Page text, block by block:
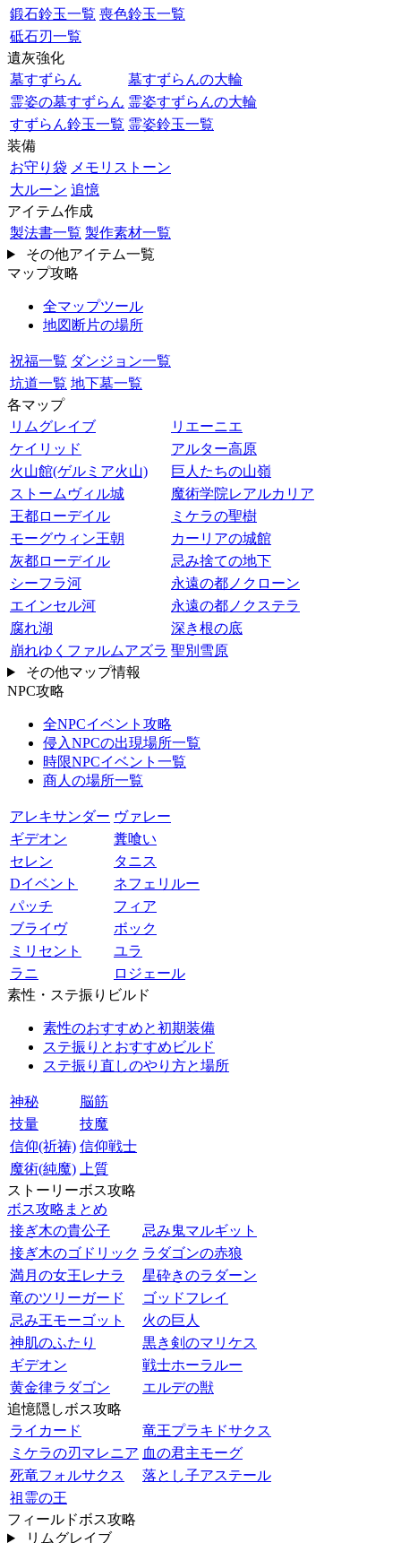
鍛石鈴玉一覧 喪色鈴玉一覧
砥石刃一覧
遺灰強化
墓すずらん
墓すずらんの大輪
霊姿の墓すずらん 霊姿すずらんの大輪
すずらん鈴玉一覧 霊姿鈴玉一覧
装備
お守り袋 メモリストーン
大ルーン 追憶
アイテム作成
製法書一覧 製作素材一覧
その他アイテム一覧
マップ攻略
全マップツール
地図断片の場所
祝福一覧 ダンジョン一覧
坑道一覧 地下墓一覧
各マップ
リムグレイブ
リエーニエ
ケイリッド
アルター高原
火山館(ゲルミア火山)
巨人たちの山嶺
ストームヴィル城
魔術学院レアルカリア
王都ローデイル
ミケラの聖樹
モーグウィン王朝
カーリアの城館
灰都ローデイル
忌み捨ての地下
シーフラ河
永遠の都ノクローン
エインセル河
永遠の都ノクステラ
腐れ湖
深き根の底
崩れゆくファルムアズラ 聖別雪原
その他マップ情報
NPC攻略
全NPCイベント攻略
侵入NPCの出現場所一覧
時限NPCイベント一覧
商人の場所一覧
アレキサンダー ヴァレー
ギデオン
糞喰い
セレン
タニス
Dイベント
ネフェリルー
パッチ
フィア
ブライヴ
ボック
ミリセント
ユラ
ラニ
ロジェール
素性・ステ振りビルド
素性のおすすめと初期装備
ステ振りとおすすめビルド
ステ振り直しのやり方と場所
神秘
脳筋
技量
技魔
信仰(祈祷) 信仰戦士
魔術(純魔)
上質
ストーリーボス攻略
ボス攻略まとめ
接ぎ木の貴公子
忌み鬼マルギット
接ぎ木のゴドリック ラダゴンの赤狼
満月の女王レナラ
星砕きのラダーン
竜のツリーガード
ゴッドフレイ
忌み王モーゴット
火の巨人
神肌のふたり
黒き剣のマリケス
ギデオン
戦士ホーラルー
黄金律ラダゴン
エルデの獣
追憶隠しボス攻略
ライカード
竜王プラキドサクス
ミケラの刃マレニア 血の君主モーグ
死竜フォルサクス
落とし子アステール
祖霊の王
フィールドボス攻略
リムグレイブ